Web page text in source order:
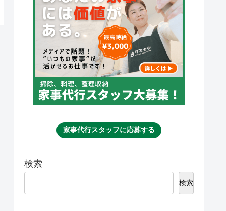
家事代行スタッフに応募する
検索
検索